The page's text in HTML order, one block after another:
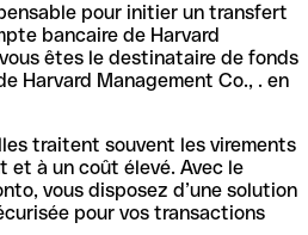
pour initier un transfert
bancaire de Harvard
êtes le destinataire de fonds
Harvard Management Co., . en
traitent souvent les virements
à un coût élevé. Avec le
vous disposez d’une solution
pour vos transactions